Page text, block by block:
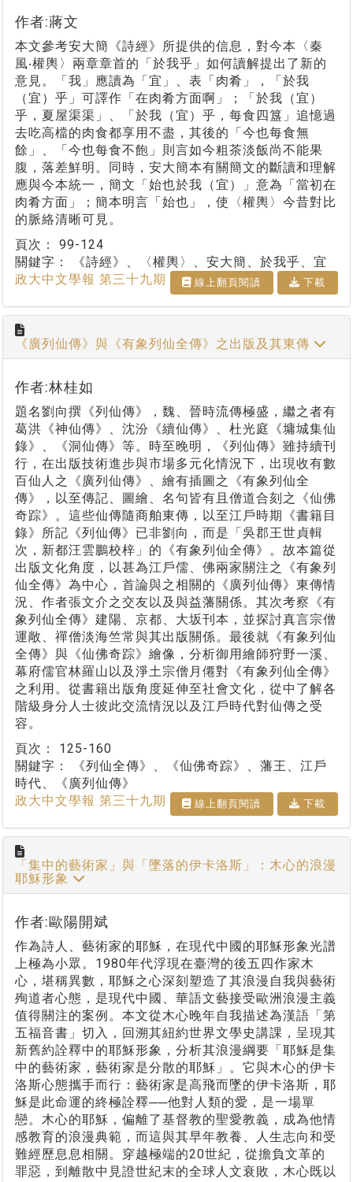
作者:蔣文
本文參考安大簡《詩經》所提供的信息，對今本〈秦
風‧權輿〉兩章章首的「於我乎」如何讀解提出了新的
意見。「我」應讀為「宜」、表「肉肴」，「於我
（宜）乎」可譯作「在肉肴方面啊」；「於我（宜）
乎，夏屋渠渠」、「於我（宜）乎，每食四簋」追憶過
去吃高檔的肉食都享用不盡，其後的「今也每食無
餘」、「今也每食不飽」則言如今粗茶淡飯尚不能果
腹，落差鮮明。同時，安大簡本有關簡文的斷讀和理解
應與今本統一，簡文「始也於我（宜）」意為「當初在
肉肴方面」；簡本明言「始也」，使〈權輿〉今昔對比
的脈絡清晰可見。
頁次： 99-124
關鍵字：
《詩經》、〈權輿〉、安大簡、於我乎、宜
政大中文學報 第三十九期
線上翻⾴閱讀 下載
《廣列仙傳》與《有象列仙全傳》之出版及其東傳
作者:林桂如
題名劉向撰《列仙傳》，魏、晉時流傳極盛，繼之者有
葛洪《神仙傳》、沈汾《續仙傳》、杜光庭《墉城集仙
錄》、《洞仙傳》等。時至晚明，《列仙傳》雖持續刊
行，在出版技術進步與市場多元化情況下，出現收有數
百仙人之《廣列仙傳》、繪有插圖之《有象列仙全
傳》，以至傳記、圖繪、名句皆有且僧道合刻之《仙佛
奇踪》。這些仙傳隨商舶東傳，以至江戶時期《書籍目
錄》所記《列仙傳》已非劉向，而是「吳郡王世貞輯
次，新都汪雲鵬校梓」的《有象列仙全傳》。故本篇從
出版文化角度，以甚為江戶儒、佛兩家關注之《有象列
仙全傳》為中心，首論與之相關的《廣列仙傳》東傳情
況、作者張文介之交友以及與益藩關係。其次考察《有
象列仙全傳》建陽、京都、大坂刊本，並探討真言宗僧
運敞、禪僧淡海竺常與其出版關係。最後就《有象列仙
全傳》與《仙佛奇踪》繪像，分析御用繪師狩野一溪、
幕府儒官林羅山以及淨土宗僧月僊對《有象列仙全傳》
之利用。從書籍出版角度延伸至社會文化，從中了解各
階級身分人士彼此交流情況以及江戶時代對仙傳之受
容。
頁次： 125-160
關鍵字：
《列仙全傳》、《仙佛奇踪》、藩王、江戶
時代、《廣列仙傳》
政大中文學報 第三十九期
線上翻⾴閱讀 下載
「集中的藝術家」與「墜落的伊卡洛斯」：木心的浪漫
耶穌形象
作者:歐陽開斌
作為詩人、藝術家的耶穌，在現代中國的耶穌形象光譜
上極為小眾。1980年代浮現在臺灣的後五四作家木
心，堪稱異數，耶穌之心深刻塑造了其浪漫自我與藝術
殉道者心態，是現代中國、華語文藝接受歐洲浪漫主義
值得關注的案例。本文從木心晚年自我描述為漢語「第
五福音書」切入，回溯其紐約世界文學史講課，呈現其
新舊約詮釋中的耶穌形象，分析其浪漫綱要「耶穌是集
中的藝術家，藝術家是分散的耶穌」。它與木心的伊卡
洛斯心態攜手而行：藝術家是高飛而墜的伊卡洛斯，耶
穌是此命運的終極詮釋──他對人類的愛，是一場單
戀。木心的耶穌，偏離了基督教的聖愛教義，成為他情
感教育的浪漫典範，而這與其早年教養、人生志向和受
難經歷息息相關。穿越極端的20世紀，從擔負文革的
罪惡，到離散中見證世紀末的全球人文衰敗，木心既以